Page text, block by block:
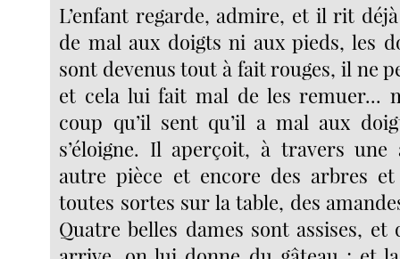
L’enfant regarde, admire, et il rit
de mal aux doigts ni aux pieds, les
sont devenus tout à fait rouges, il ne
et cela lui fait mal de les remuer...
coup qu’il sent qu’il a mal aux
s’éloigne. Il aperçoit, à travers
autre pièce et encore des arbres
toutes sortes sur la table, des
Quatre belles dames sont assises, et